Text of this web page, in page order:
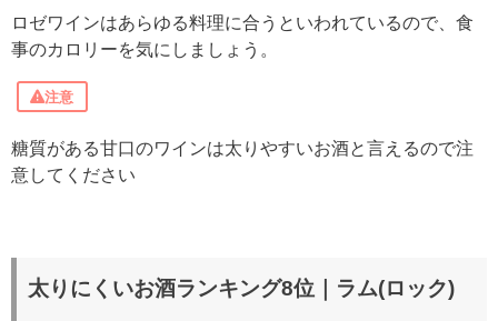
ロゼワインはあらゆる料理に合うといわれているので、食
事のカロリーを気にしましょう。
注意
糖質がある甘口のワインは太りやすいお酒と言えるので注
意してください
太りにくいお酒ランキング8位｜ラム(ロック)